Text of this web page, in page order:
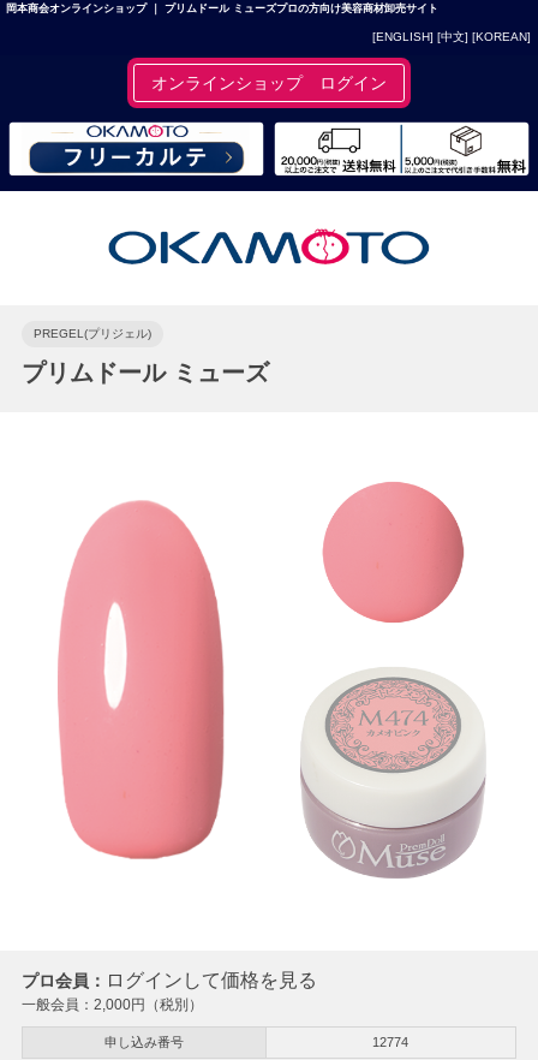
岡本商会オンラインショップ ｜ プリムドール ミューズプロの方向け美容商材卸売サイト
[ENGLISH] [中文] [KOREAN]
オンラインショップ ログイン
PREGEL(プリジェル)
プリムドール ミューズ
プロ会員： ログインして価格を見る
一般会員： 2,000円（税別）
申し込み番号 12774